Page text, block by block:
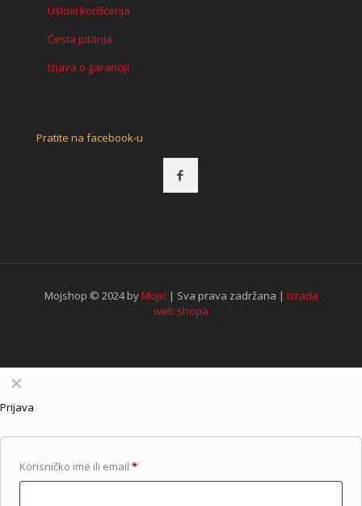
Uslovi korišćenja
Česta pitanja
Izjava o garanciji
Pratite na facebook-u
Mojshop © 2024 byMojić| Sva prava zadržana | Izrada
web shopa
✕
Prijava
Korisničko ime ili email *